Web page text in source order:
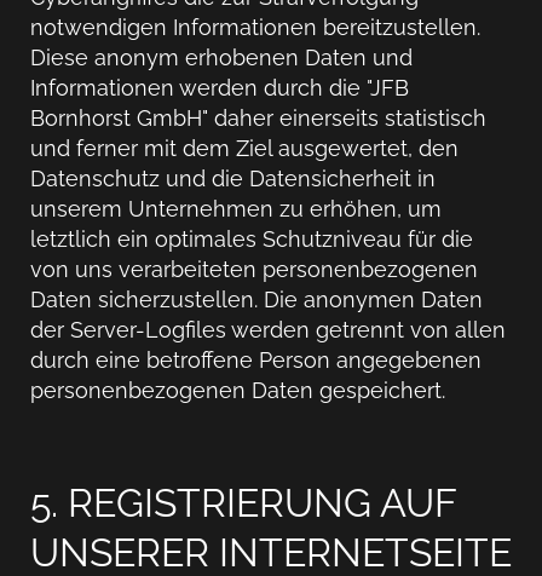
notwendigen Informationen bereitzustellen.
Diese anonym erhobenen Daten und
Informationen werden durch die "JFB
Bornhorst GmbH" daher einerseits statistisch
und ferner mit dem Ziel ausgewertet, den
Datenschutz und die Datensicherheit in
unserem Unternehmen zu erhöhen, um
letztlich ein optimales Schutzniveau für die
von uns verarbeiteten personenbezogenen
Daten sicherzustellen. Die anonymen Daten
der Server-Logfiles werden getrennt von allen
durch eine betroffene Person angegebenen
personenbezogenen Daten gespeichert.
5. REGISTRIERUNG AUF
UNSERER INTERNETSEITE